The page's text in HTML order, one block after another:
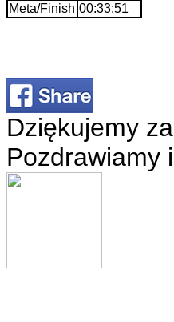
Meta/Finish 00:33:51
Dziękujemy
Pozdrawiamy